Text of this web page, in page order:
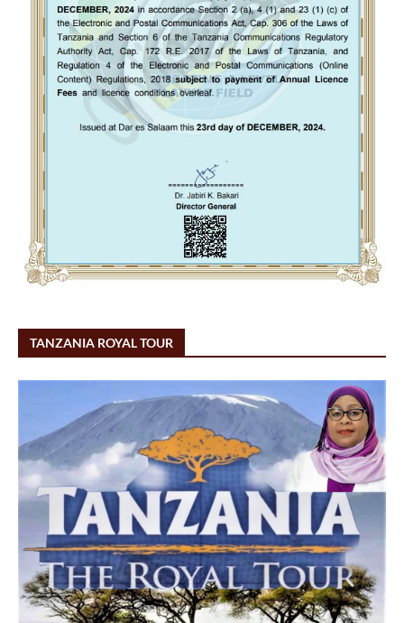
TANZANIA ROYAL TOUR